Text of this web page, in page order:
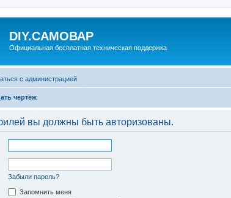
DIY.САМОВАР
Официальная бесплатная техническая поддержка
с администрацией
чертёж
вы должны быть авторизованы.
Забыли пароль?
Запомнить меня